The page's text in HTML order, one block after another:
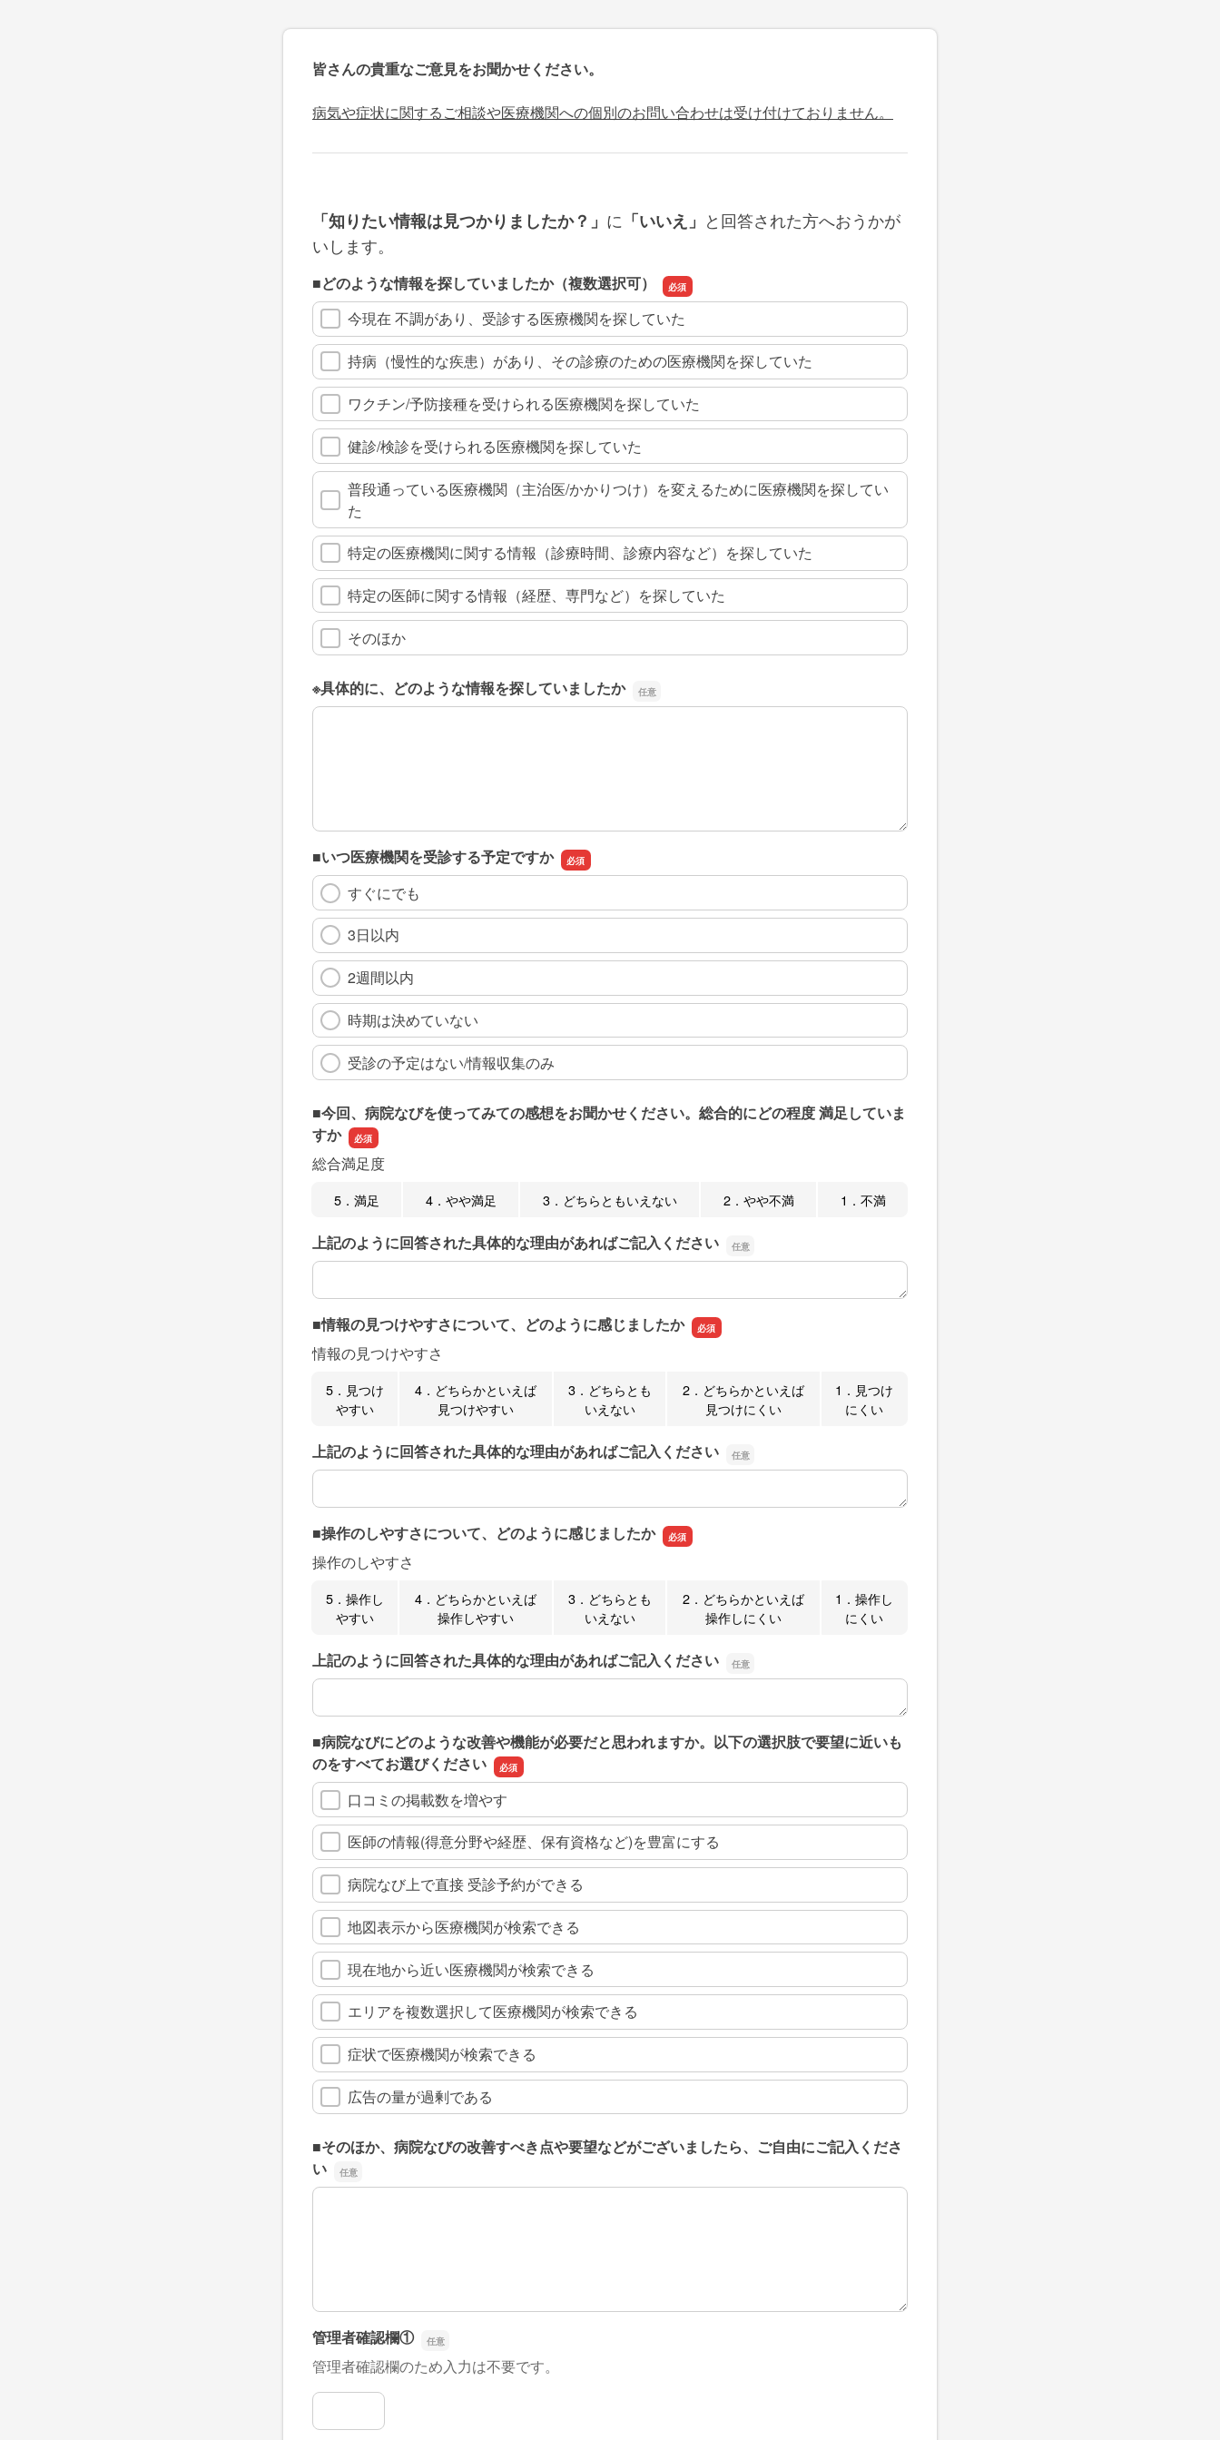
皆さんの貴重なご意見をお聞かせください。
病気や症状に関するご相談や医療機関への個別のお問い合わせは受け付けておりません。
「知りたい情報は見つかりましたか？」 に 「いいえ」 と回答された方へおうかが
いします。
■どのような情報を探していましたか（複数選択可）
今現在 不調があり、受診する医療機関を探していた
持病（慢性的な疾患）があり、その診療のための医療機関を探していた
ワクチン/予防接種を受けられる医療機関を探していた
健診/検診を受けられる医療機関を探していた
普段通っている医療機関（主治医/かかりつけ）を変えるために医療機関を探してい
た
特定の医療機関に関する情報（診療時間、診療内容など）を探していた
特定の医師に関する情報（経歴、専門など）を探していた
そのほか
※具体的に、どのような情報を探していましたか
※具体的に、どのような情報を探していましたか
■いつ医療機関を受診する予定ですか
すぐにでも
3日以内
2週間以内
時期は決めていない
受診の予定はない/情報収集のみ
■今回、病院なびを使ってみての感想をお聞かせください。総合的にどの程度 満足していま
すか
総合満足度
5．満足 4．やや満足 3．どちらともいえない 2．やや不満 1．不満
上記のように回答された具体的な理由があればご記入ください
上記のように回答された具体的な理由があればご記入ください
■情報の見つけやすさについて、どのように感じましたか
情報の見つけやすさ
5．見つけ
やすい
4．どちらかといえば
見つけやすい
3．どちらとも
いえない
2．どちらかといえば
見つけにくい
1．見つけ
にくい
上記のように回答された具体的な理由があればご記入ください
上記のように回答された具体的な理由があればご記入ください
■操作のしやすさについて、どのように感じましたか
操作のしやすさ
5．操作し
やすい
4．どちらかといえば
操作しやすい
3．どちらとも
いえない
2．どちらかといえば
操作しにくい
1．操作し
にくい
上記のように回答された具体的な理由があればご記入ください
上記のように回答された具体的な理由があればご記入ください
■病院なびにどのような改善や機能が必要だと思われますか。以下の選択肢で要望に近いも
のをすべてお選びください
口コミの掲載数を増やす
医師の情報(得意分野や経歴、保有資格など)を豊富にする
病院なび上で直接 受診予約ができる
地図表示から医療機関が検索できる
現在地から近い医療機関が検索できる
エリアを複数選択して医療機関が検索できる
症状で医療機関が検索できる
広告の量が過剰である
■そのほか、病院なびの改善すべき点や要望などがございましたら、ご自由にご記入くださ
い
■そのほか、病院なびの改善すべき点や要望などがございましたら、ご自由にご記入ください
管理者確認欄①
管理者確認欄のため入力は不要です。
管理者確認欄①